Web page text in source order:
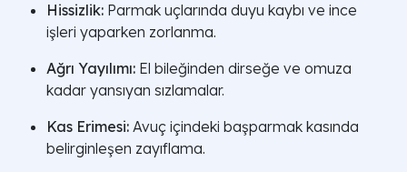
Hissizlik: Parmak uçlarında duyu kaybı ve ince
işleri yaparken zorlanma.
Ağrı Yayılımı: El bileğinden dirseğe ve omuza
kadar yansıyan sızlamalar.
Kas Erimesi: Avuç içindeki başparmak kasında
belirginleşen zayıflama.